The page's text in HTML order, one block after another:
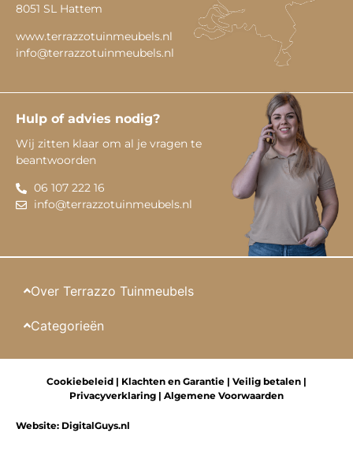
8051 SL Hattem
www.terrazzotuinmeubels.nl
info@terrazzotuinmeubels.nl
Hulp of advies nodig?
Wij zitten klaar om al je vragen te
beantwoorden
06 107 222 16
info@terrazzotuinmeubels.nl
Over Terrazzo Tuinmeubels
Categorieën
Website: DigitalGuys.nl
Cookiebeleid | Klachten en Garantie | Veilig betalen |
Privacyverklaring | Algemene Voorwaarden